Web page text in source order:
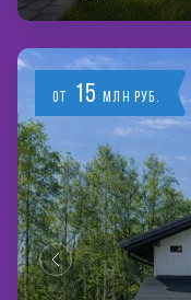
от 15млн руб.